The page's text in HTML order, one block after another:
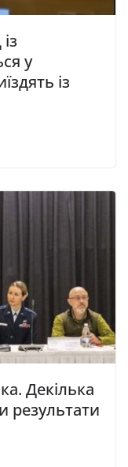
у
із
Декілька
результати